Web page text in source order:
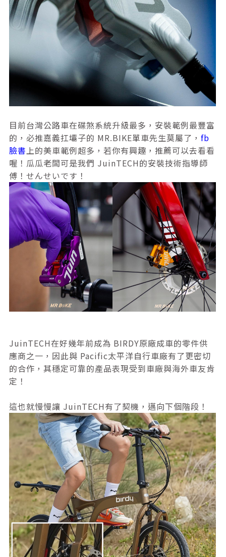
目前台灣公路車在碟煞系統升級最多，安裝範例最豐富
的，必推嘉義扛壩子的 MR.BIKE單車先生莫屬了， fb
臉書上的美車範例超多，若你有興趣，推薦可以去看看
喔！瓜瓜老闆可是我們 JuinTECH的安裝技術指導師
傅！せんせいです！
JuinTECH在好幾年前成為 BIRDY原廠成車的零件供
應商之一，因此與 Pacific太平洋自行車廠有了更密切
的合作，其穩定可靠的產品表現受到車廠與海外車友肯
定！
這也就慢慢讓 JuinTECH有了契機，邁向下個階段！